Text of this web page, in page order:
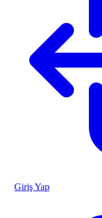
Giriş Yap